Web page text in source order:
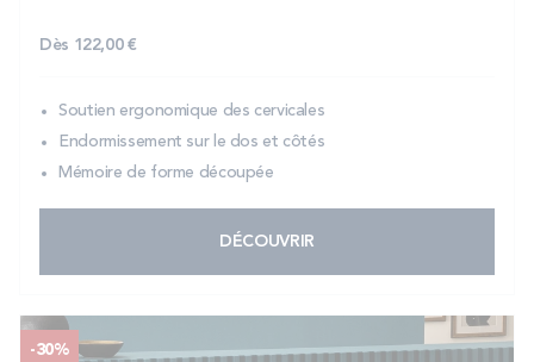
Dès 122,00 €
Soutien ergonomique des cervicales
Endormissement sur le dos et côtés
Mémoire de forme découpée
DÉCOUVRIR
-30%